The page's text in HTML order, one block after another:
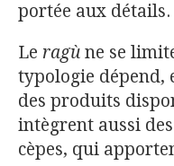
portée aux détails.
Le ragù ne se
typologie dépend,
des produits
intègrent aussi
cèpes, qui